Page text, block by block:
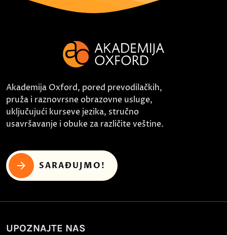
Akademija Oxford, pored prevodilačkih,
pruža i raznovrsne obrazovne usluge,
uključujući kurseve jezika, stručno
usavršavanje i obuke za različite veštine.
SARAĐUJMO!
UPOZNAJTE NAS